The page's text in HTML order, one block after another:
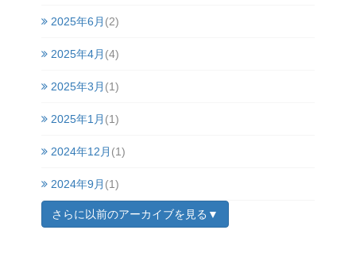
2025年6月 (2)
2025年4月 (4)
2025年3月 (1)
2025年1月 (1)
2024年12月 (1)
2024年9月 (1)
さらに以前のアーカイブを見る▼